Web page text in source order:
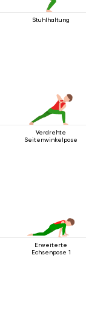
Stuhlhaltung
Verdrehte
Seitenwinkelpose
Erweiterte
Echsenpose 1